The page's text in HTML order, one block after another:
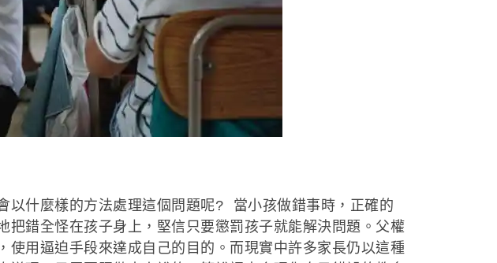
什麼樣的方法處理這個問題呢? 當小孩做錯事時，正確的
錯全怪在孩子身上，堅信只要懲罰孩子就能解決問題。父權
使用逼迫手段來達成自己的目的。而現實中許多家長仍以這種